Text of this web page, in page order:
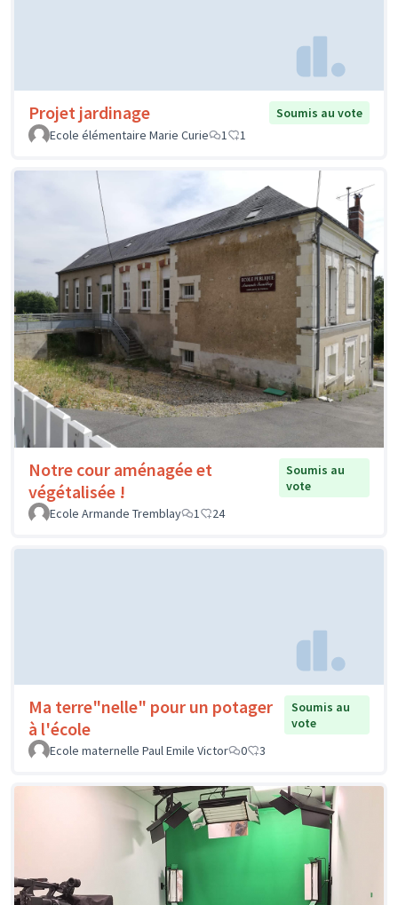
Projet jardinage
Soumis au vote
Ecole élémentaire Marie Curie
1 1
Notre cour aménagée et
végétalisée !
Soumis au
vote
Ecole Armande Tremblay
1 24
Ma terre"nelle" pour un potager
à l'école
Soumis au
vote
Ecole maternelle Paul Emile Victor
0 3